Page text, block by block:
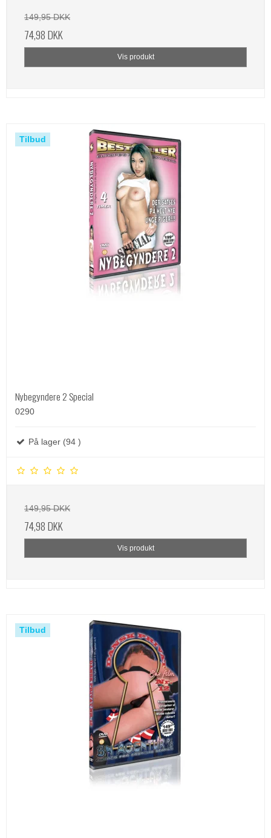
149,95 DKK
74,98 DKK
Vis produkt
Tilbud
Nybegyndere 2 Special
0290
På lager (94 )
149,95 DKK
74,98 DKK
Vis produkt
Tilbud